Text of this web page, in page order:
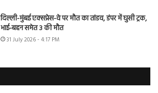
दिल्ली-मुंबई एक्सप्रेस-वे पर मौत का तांडव, डंपर में घुसी ट्रक,
भाई-बहन समेत 3 की मौत
31 July 2026 - 4:17 PM